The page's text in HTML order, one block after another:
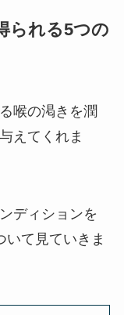
られる5つの
喉の渇きを潤
えてくれま
ディションを
いて見ていきま